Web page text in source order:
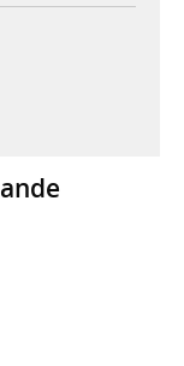
webbplats,
webbplats,